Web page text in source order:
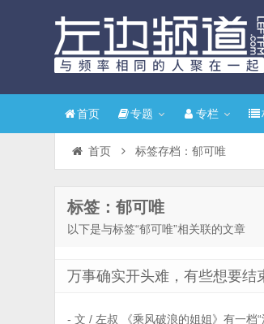
首页 专题 专栏
首页 标签存档：郁可唯
标签：郁可唯
以下是与标签“郁可唯”相关联的文章
万事确实开头难，有些想要结
- 文 / 左叔 《乘风破浪的姐姐》有一档